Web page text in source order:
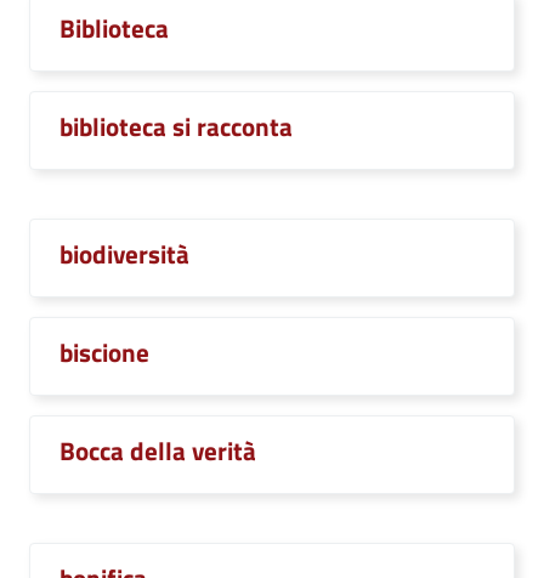
Biblioteca
biblioteca si racconta
biodiversità
biscione
Bocca della verità